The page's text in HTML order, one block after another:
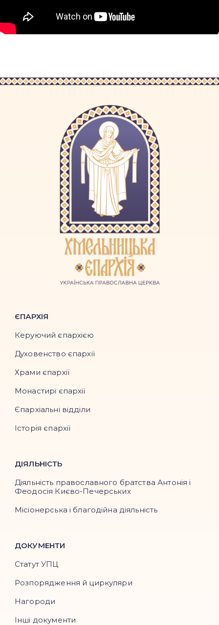
ЄПАРХІЯ
Керуючий єпархією
Духовенство єпархії
Храми єпархії
Монастирі єпархії
Єпархіальні відділи
Історія єпархії
ДІЯЛЬНІСТЬ
Діяльність православного братства Антонія і
Феодосія Києво-Печерських
Місіонерська і благодійна діяльність
ДОКУМЕНТИ
Статут УПЦ
Розпорядження й циркуляри
Нагороди
Інші документи